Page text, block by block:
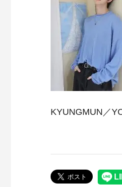
KYUNGMUN／